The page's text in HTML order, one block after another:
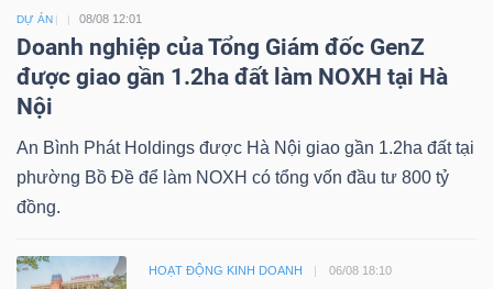
DỰ ÁN 08/08 12:01
Doanh nghiệp của Tổng Giám đốc GenZ
được giao gần 1.2ha đất làm NOXH tại Hà
Nội
An Bình Phát Holdings được Hà Nội giao gần 1.2ha đất tại
phường Bồ Đề để làm NOXH có tổng vốn đầu tư 800 tỷ
đồng.
HOẠT ĐỘNG KINH DOANH 06/08 18:10